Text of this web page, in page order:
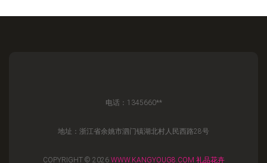
电话：1345660**
地址：浙江省余姚市泗门镇湖北村人民西路28号
COPYRIGHT © 2026 WWW.KANGYOUG8.COM 礼品花卉